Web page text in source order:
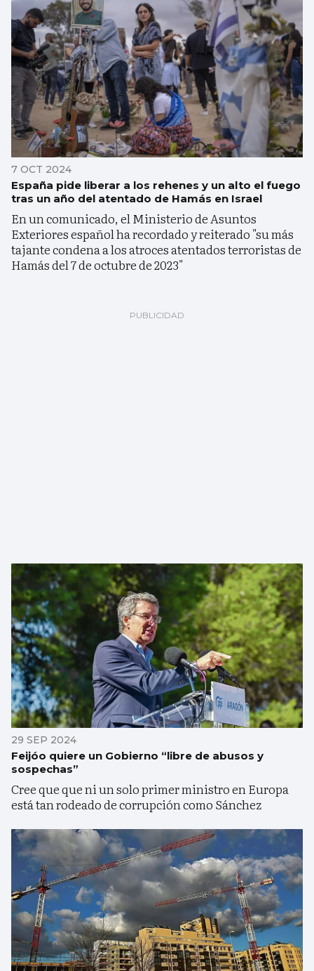
7 OCT 2024
España pide liberar a los rehenes y un alto el fuego
tras un año del atentado de Hamás en Israel
En un comunicado, el Ministerio de Asuntos
Exteriores español ha recordado y reiterado "su más
tajante condena a los atroces atentados terroristas de
Hamás del 7 de octubre de 2023"
29 SEP 2024
Feijóo quiere un Gobierno “libre de abusos y
sospechas”
Cree que que ni un solo primer ministro en Europa
está tan rodeado de corrupción como Sánchez